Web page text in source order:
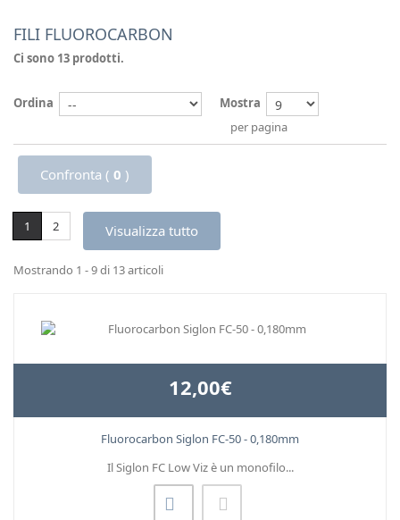
FILI FLUOROCARBON
Ci sono 13 prodotti.
Ordina
Mostra
per pagina
Confronta ( 0 )
Visualizza tutto
1 2
Mostrando 1 - 9 di 13 articoli
12,00€
Fluorocarbon Siglon FC-50 - 0,180mm
Il Siglon FC Low Viz è un monofilo...